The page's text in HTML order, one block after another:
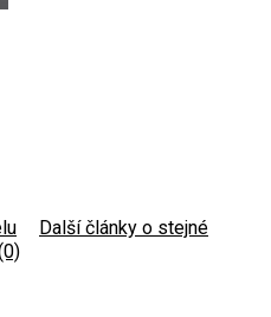
Další články o stejné